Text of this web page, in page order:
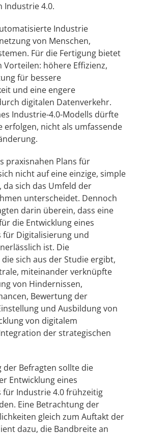
Industrie 4.0.
Industrie
von Menschen,
Für die Fertigung bietet
Vorteilen: höhere Effizienz,
für bessere
und eine engere
digitalen Datenverkehr.
Industrie-4.0-Modells dürfte
erfolgen, nicht als umfassende
praxisnahen Plans für
nicht auf eine einzige, simple
sich das Umfeld der
unterscheidet. Dennoch
darin überein, dass eine
die Entwicklung eines
für Digitalisierung und
ist. Die
sich aus der Studie ergibt,
miteinander verknüpfte
von Hindernissen,
Bewertung der
und Ausbildung von
von digitalem
der strategischen
der Befragten sollte die
Entwicklung eines
für Industrie 4.0 frühzeitig
Eine Betrachtung der
gleich zum Auftakt der
dazu, die Bandbreite an